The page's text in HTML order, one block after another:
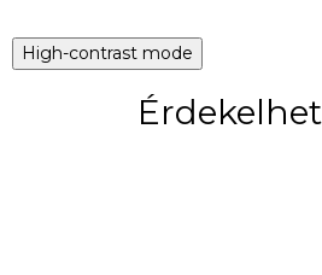
High-contrast mode